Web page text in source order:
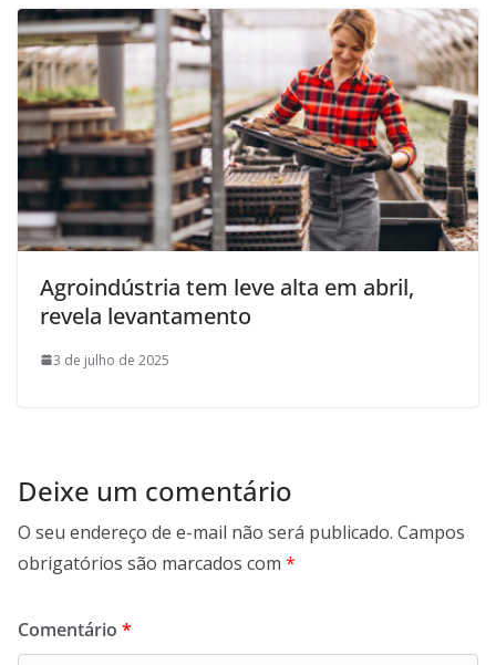
Agroindústria tem leve alta em abril,
revela levantamento
3 de julho de 2025
Deixe um comentário
O seu endereço de e-mail não será publicado. Campos
obrigatórios são marcados com *
Comentário *